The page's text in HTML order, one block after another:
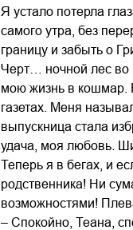
Я устало потерла
самого утра, без
границу и забыть о
Черт… ночной лес во
мою жизнь в кошмар.
газетах. Меня
выпускница стала
удача, моя любовь.
Теперь я в бегах, и
родственника! Ни
возможностями!
– Спокойно, Теана,